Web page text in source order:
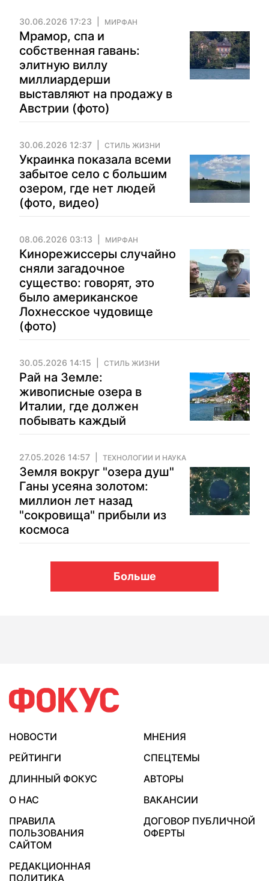
30.06.2026 17:23 МИРФАН
Мрамор, спа и
собственная гавань:
элитную виллу
миллиардерши
выставляют на продажу в
Австрии (фото)
30.06.2026 12:37 СТИЛЬ ЖИЗНИ
Украинка показала всеми
забытое село с большим
озером, где нет людей
(фото, видео)
08.06.2026 03:13 МИРФАН
Кинорежиссеры случайно
сняли загадочное
существо: говорят, это
было американское
Лохнесское чудовище
(фото)
30.05.2026 14:15 СТИЛЬ ЖИЗНИ
Рай на Земле:
живописные озера в
Италии, где должен
побывать каждый
27.05.2026 14:57 ТЕХНОЛОГИИ И НАУКА
Земля вокруг "озера душ"
Ганы усеяна золотом:
миллион лет назад
"сокровища" прибыли из
космоса
Больше
НОВОСТИ
МНЕНИЯ
РЕЙТИНГИ
СПЕЦТЕМЫ
ДЛИННЫЙ ФОКУС
АВТОРЫ
О НАС
ВАКАНСИИ
ПРАВИЛА
ПОЛЬЗОВАНИЯ
САЙТОМ
ДОГОВОР ПУБЛИЧНОЙ
ОФЕРТЫ
РЕДАКЦИОННАЯ
ПОЛИТИКА